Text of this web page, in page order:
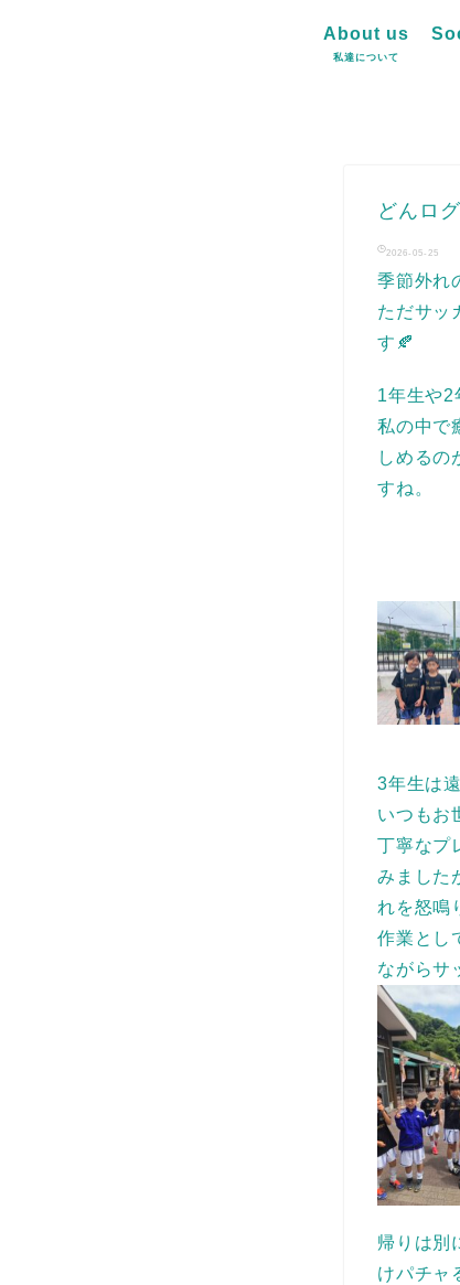
About us
私達について
どんロ
2026-05-25
季節外れ
ただサッ
す🍂
1年生や2
私の中で
しめるの
すね。
3年生は
いつもお
丁寧なプ
みました
れを怒鳴
作業とし
ながらサ
帰りは別
けパチャ